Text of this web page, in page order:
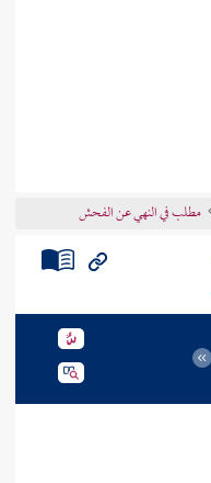
مطلب في النهي عن الفحش